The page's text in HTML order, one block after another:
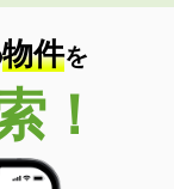
物件を
！